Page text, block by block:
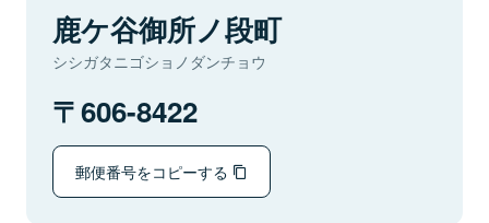
鹿ケ谷御所ノ段町
シシガタニゴショノダンチョウ
606-8422
郵便番号をコピーする